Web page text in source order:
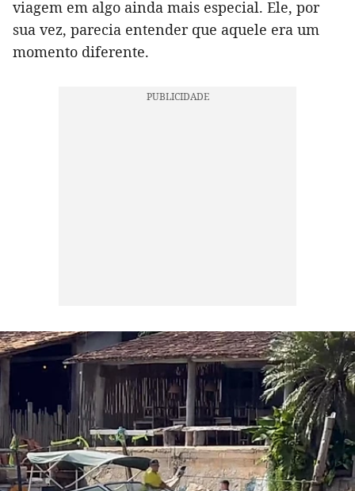
viagem em algo ainda mais especial. Ele, por
sua vez, parecia entender que aquele era um
momento diferente.